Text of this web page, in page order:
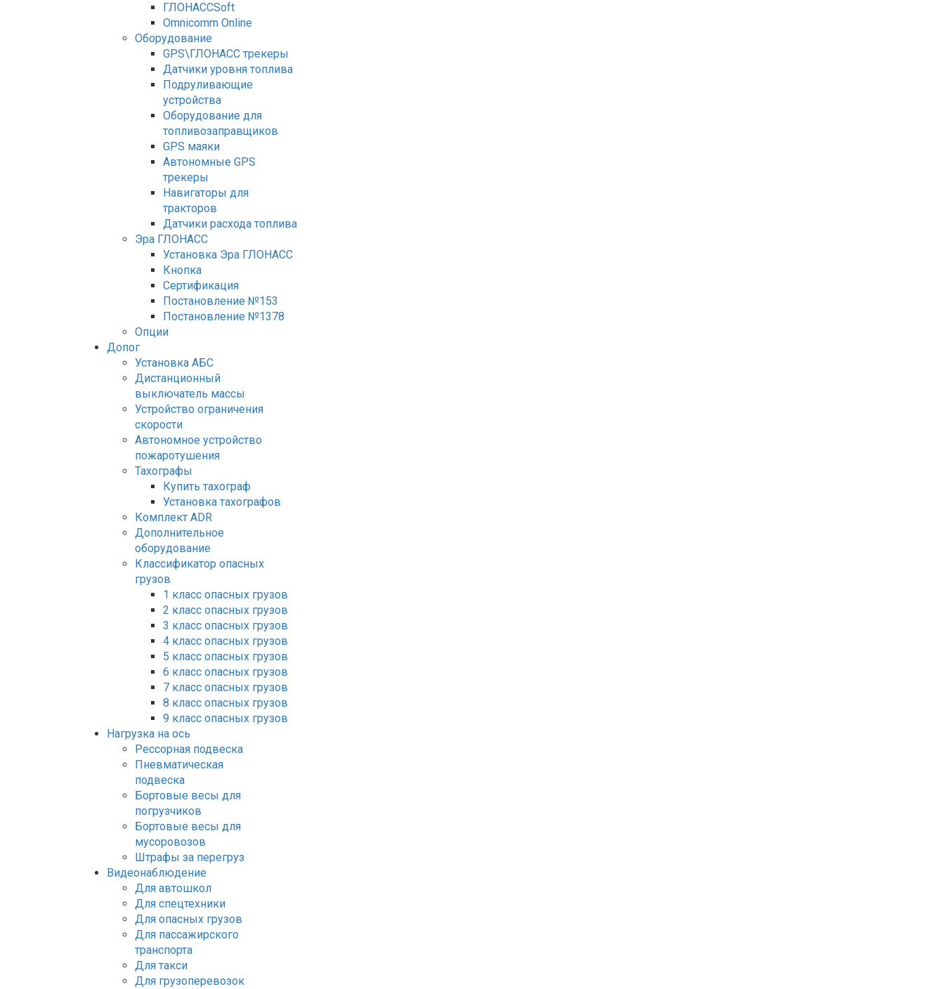
ГЛОНАССSoft
Оmnicomm Оnline
Оборудование
GPS\ГЛОНАСС трекеры
Датчики уровня топлива
Подруливающие
устройства
Оборудование для
топливозаправщиков
GPS маяки
Автономные GPS
трекеры
Навигаторы для
тракторов
Датчики расхода топлива
Эра ГЛОНАСС
Установка Эра ГЛОНАСС
Кнопка
Сертификация
Постановление №153
Постановление №1378
Опции
Допог
Установка АБС
Дистанционный
выключатель массы
Устройство ограничения
скорости
Автономное устройство
пожаротушения
Тахографы
Купить тахограф
Установка тахографов
Комплект ADR
Дополнительное
оборудование
Классификатор опасных
грузов
1 класс опасных грузов
2 класс опасных грузов
3 класс опасных грузов
4 класс опасных грузов
5 класс опасных грузов
6 класс опасных грузов
7 класс опасных грузов
8 класс опасных грузов
9 класс опасных грузов
Нагрузка на ось
Рессорная подвеска
Пневматическая
подвеска
Бортовые весы для
погрузчиков
Бортовые весы для
мусоровозов
Штрафы за перегруз
Видеонаблюдение
Для автошкол
Для спецтехники
Для опасных грузов
Для пассажирского
транспорта
Для такси
Для грузоперевозок